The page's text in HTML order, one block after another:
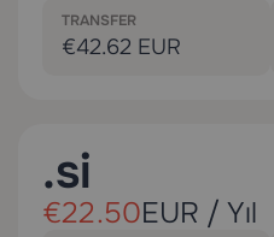
TRANSFER
€42.62 EUR
.si
€22.50EUR / Yıl